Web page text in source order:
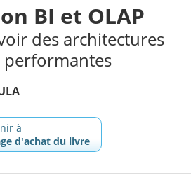
BI et OLAP
des architectures
performantes
à
d'achat du livre